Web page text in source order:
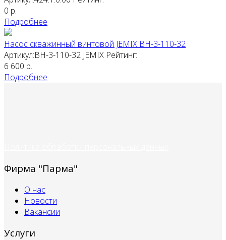
0 р.
Подробнее
Насос скважинный винтовой JEMIX ВН-3-110-32
Артикул:ВН-3-110-32 JEMIX Рейтинг:
6 600 р.
Подробнее
Фирма "Парма"
О нас
Новости
Вакансии
Услуги